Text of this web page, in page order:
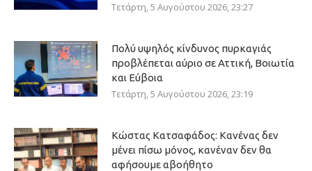
Τετάρτη, 5 Αυγούστου 2026, 23:27
Πολύ υψηλός κίνδυνος πυρκαγιάς
προβλέπεται αύριο σε Αττική, Βοιωτία
και Εύβοια
Τετάρτη, 5 Αυγούστου 2026, 23:19
Κώστας Κατσαφάδος: Κανένας δεν
μένει πίσω μόνος, κανέναν δεν θα
αφήσουμε αβοήθητο